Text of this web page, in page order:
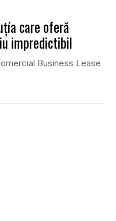
care oferă
impredictibil
Business Lease